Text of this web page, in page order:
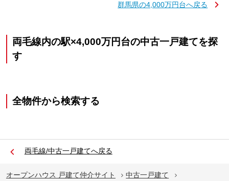
群馬県の4,000万円台へ戻る
両毛線内の駅×4,000万円台の中古一戸建てを探
す
全物件から検索する
両毛線/中古一戸建てへ戻る
オープンハウス 戸建て仲介サイト
中古一戸建て